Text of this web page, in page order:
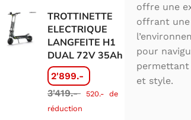
TROTTINETTE
ELECTRIQUE
LANGFEITE H1
DUAL 72V 35Ah
2'899.-
3'419.-
520.- de
réduction
offre une
offrant
pour
permettant
et style.